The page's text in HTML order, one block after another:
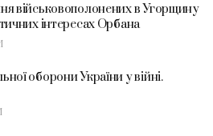
військовополонених в Угорщину
інтересах Орбана
оборони України у війні.